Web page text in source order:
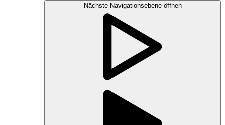
Nächste Navigationsebene öffnen